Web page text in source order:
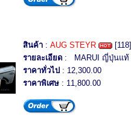
สินค้า : AUG STEYR
[118]
รายละเอียด : MARUI ญี่ปุ่นแท้
ราคาทั่วไป : 12,300.00
ราคาพิเศษ : 11,800.00